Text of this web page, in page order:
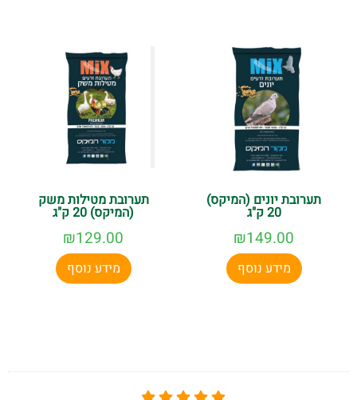
תערובת יונים (המיקס)
20 ק"ג
₪149.00
מידע נוסף
תערובת מטילות משק
(המיקס) 20 ק"ג
₪129.00
מידע נוסף